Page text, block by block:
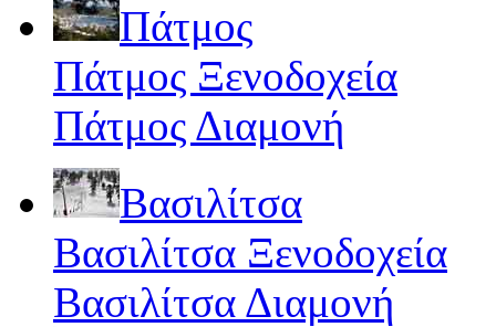
Πάτμος
Πάτμος Ξενοδοχεία
Πάτμος Διαμονή
Βασιλίτσα
Βασιλίτσα Ξενοδοχεία
Βασιλίτσα Διαμονή